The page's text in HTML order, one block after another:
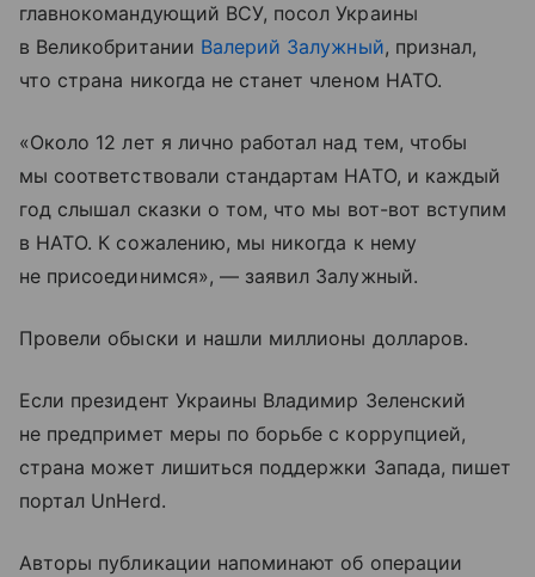
главнокомандующий ВСУ, посол Украины
в Великобритании Валерий Залужный, признал,
что страна никогда не станет членом НАТО.
«Около 12 лет я лично работал над тем, чтобы
мы соответствовали стандартам НАТО, и каждый
год слышал сказки о том, что мы вот-вот вступим
в НАТО. К сожалению, мы никогда к нему
не присоединимся», — заявил Залужный.
Провели обыски и нашли миллионы долларов.
Если президент Украины Владимир Зеленский
не предпримет меры по борьбе с коррупцией,
страна может лишиться поддержки Запада, пишет
портал UnHerd.
Авторы публикации напоминают об операции